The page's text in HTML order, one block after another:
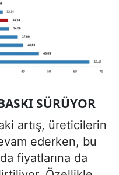
SÜRÜYOR
artış, üreticilerin
ederken, bu
fiyatlarına da